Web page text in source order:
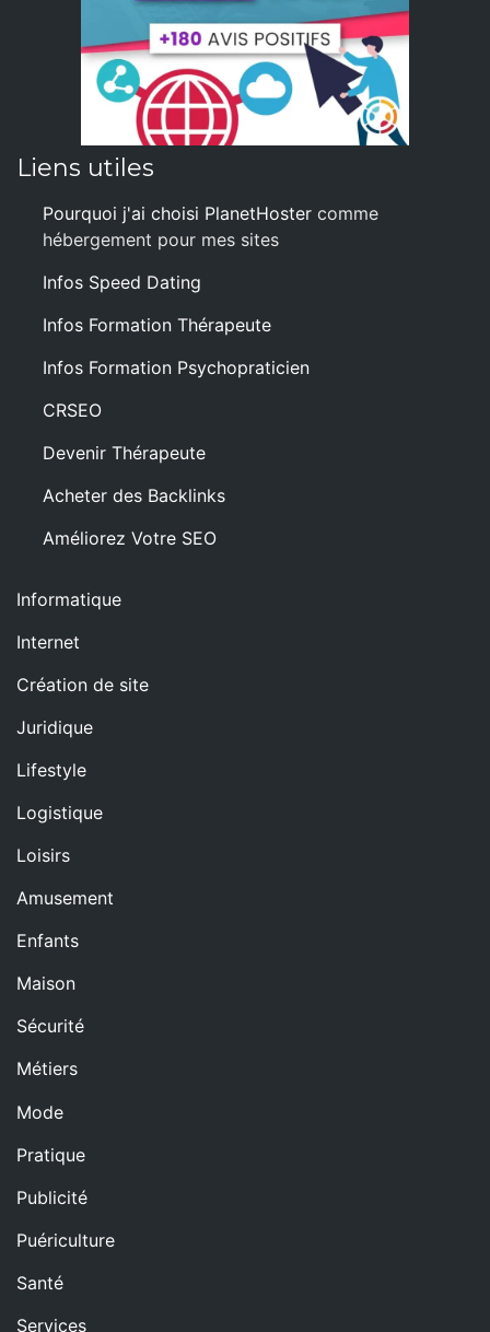
Liens utiles
Pourquoi j'ai choisi PlanetHoster comme
hébergement pour mes sites
Infos Speed Dating
Infos Formation Thérapeute
Infos Formation Psychopraticien
CRSEO
Devenir Thérapeute
Acheter des Backlinks
Améliorez Votre SEO
Informatique
Internet
Création de site
Juridique
Lifestyle
Logistique
Loisirs
Amusement
Enfants
Maison
Sécurité
Métiers
Mode
Pratique
Publicité
Puériculture
Santé
Services